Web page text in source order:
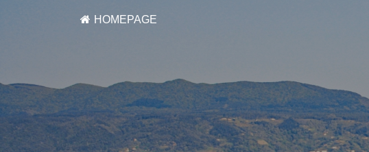
HOMEPAGE